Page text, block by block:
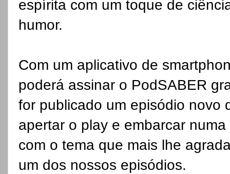
espírita com um toque de
humor.
Com um aplicativo de
poderá assinar o PodSABER
for publicado um episódio novo
apertar o play e embarcar
com o tema que mais lhe
um dos nossos episódios.